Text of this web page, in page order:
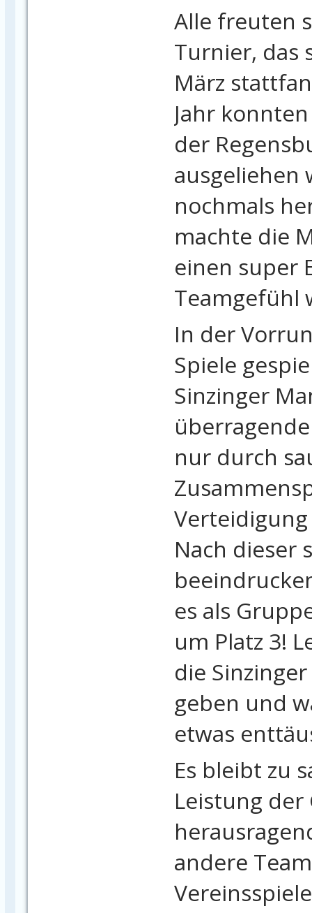
Alle freuten
Turnier, das
März
Jahr
der
ausgeliehen
nochmals
machte die
einen super
Teamgefühl
In der
Spiele
Sinzinger
nur durch
Nach dieser
es als
um Platz 3!
die
geben und
etwas
Es bleibt zu
Leistung
andere